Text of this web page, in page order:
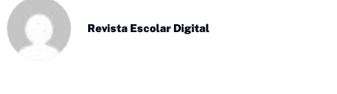
Revista Escolar Digital